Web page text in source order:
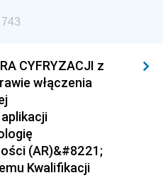
CYFRYZACJI z
włączenia
(AR)&#8221;
Kwalifikacji